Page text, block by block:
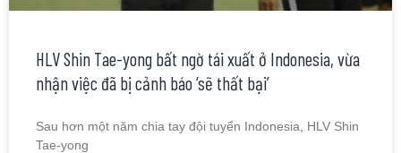
HLV Shin Tae-yong bất ngờ tái xuất ở Indonesia, vừa
nhận việc đã bị cảnh báo ‘sẽ thất bại’
Sau hơn một năm chia tay đội tuyển Indonesia, HLV Shin
Tae-yong